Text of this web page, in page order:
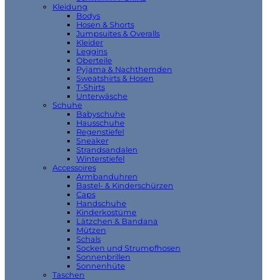
Kleidung
Bodys
Hosen & Shorts
Jumpsuites & Overalls
Kleider
Leggins
Oberteile
Pyjama & Nachthemden
Sweatshirts & Hosen
T-Shirts
Unterwäsche
Schuhe
Babyschuhe
Hausschuhe
Regenstiefel
Sneaker
Strandsandalen
Winterstiefel
Accessoires
Armbanduhren
Bastel- & Kinderschürzen
Caps
Handschuhe
Kinderkostüme
Lätzchen & Bandana
Mützen
Schals
Socken und Strumpfhosen
Sonnenbrillen
Sonnenhüte
Taschen